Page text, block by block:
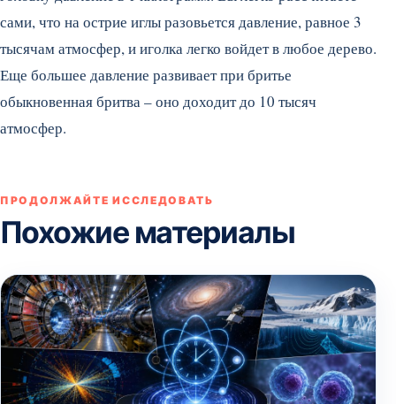
сами, что на острие иглы разовьется давление, равное 3
тысячам атмосфер, и иголка легко войдет в любое дерево.
Еще большее давление развивает при бритье
обыкновенная бритва – оно доходит до 10 тысяч
атмосфер.
ПРОДОЛЖАЙТЕ ИССЛЕДОВАТЬ
Похожие материалы